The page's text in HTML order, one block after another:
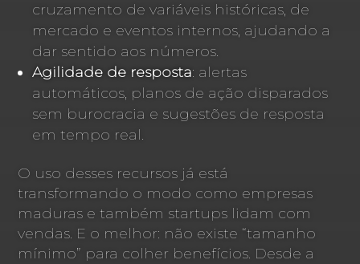
cruzamento de variáveis históricas, de
mercado e eventos internos, ajudando a
dar sentido aos números.
Agilidade de resposta: alertas
automáticos, planos de ação disparados
sem burocracia e sugestões de resposta
em tempo real.
O uso desses recursos já está
transformando o modo como empresas
maduras e também startups lidam com
vendas. E o melhor: não existe “tamanho
mínimo” para colher benefícios. Desde a